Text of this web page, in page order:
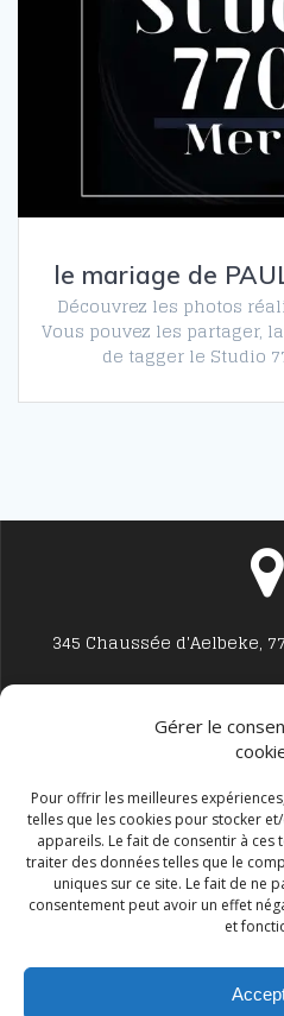
Gérer le
Pour offrir les meilleures
telles que les cookies pour stocker
appareils. Le fait de consentir à
traiter des données telles que le
uniques sur ce site. Le fait de ne
consentement peut avoir un effet
et
le mariage de
Découvrez les photos
Vous pouvez les partager,
de tagger le Studio
345 Chaussée d'Aelbeke,